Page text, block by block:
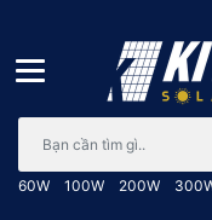
60W 100W 200W